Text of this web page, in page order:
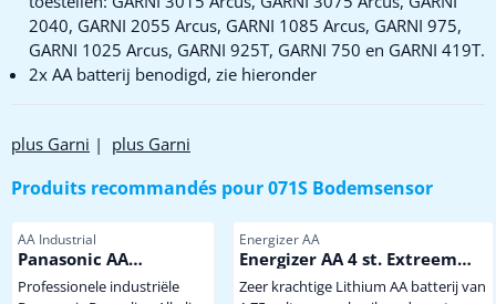
2040, GARNI 2055 Arcus, GARNI 1085 Arcus, GARNI 975,
GARNI 1025 Arcus, GARNI 925T, GARNI 750 en GARNI 419T.
2x AA batterij benodigd, zie hieronder
plus Garni | plus Garni
Produits recommandés pour071S Bodemsensor
Référence
AA Industrial
Panasonic AA
Industrial Powerline
Professionele industriële
Référence
Energizer AA
Energizer AA 4 st. Extreem
krachtige Winterbestendige
Lithium Batterij
Zeer krachtige Lithium AA batterij van